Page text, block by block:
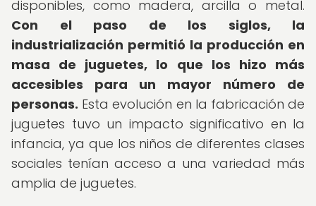
disponibles, como madera, arcilla o metal.
Con el paso de los siglos, la
industrialización permitió la producción en
masa de juguetes, lo que los hizo más
accesibles para un mayor número de
personas. Esta evolución en la fabricación de
juguetes tuvo un impacto significativo en la
infancia, ya que los niños de diferentes clases
sociales tenían acceso a una variedad más
amplia de juguetes.